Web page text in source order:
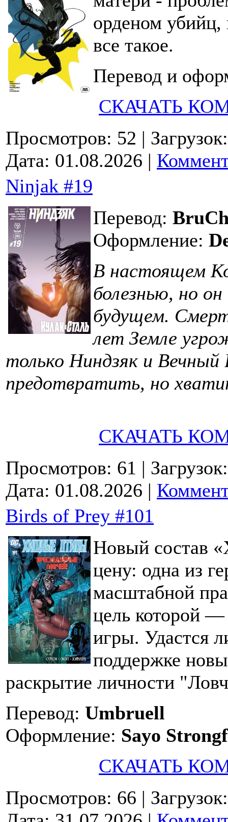
орденом убийц,
все такое.
Перевод и
СКАЧАТЬ
Просмотров: 52 |
Дата: 01.08.2026 |
Ninjak #19
Перевод:
Оформление:
В настоящем
болезнью, но
будущем.
лет Земле
только Ниндзяк и
предотвратить, но
СКАЧАТЬ
Просмотров: 61 |
Дата: 01.08.2026 |
Birds of Prey #101
Новый состав
цену: одна из
масштабной
цель которой —
игры. Удастся
поддержке
раскрытие личности
Перевод: Umbruell
Оформление: Sayo
СКАЧАТЬ
Просмотров: 66 |